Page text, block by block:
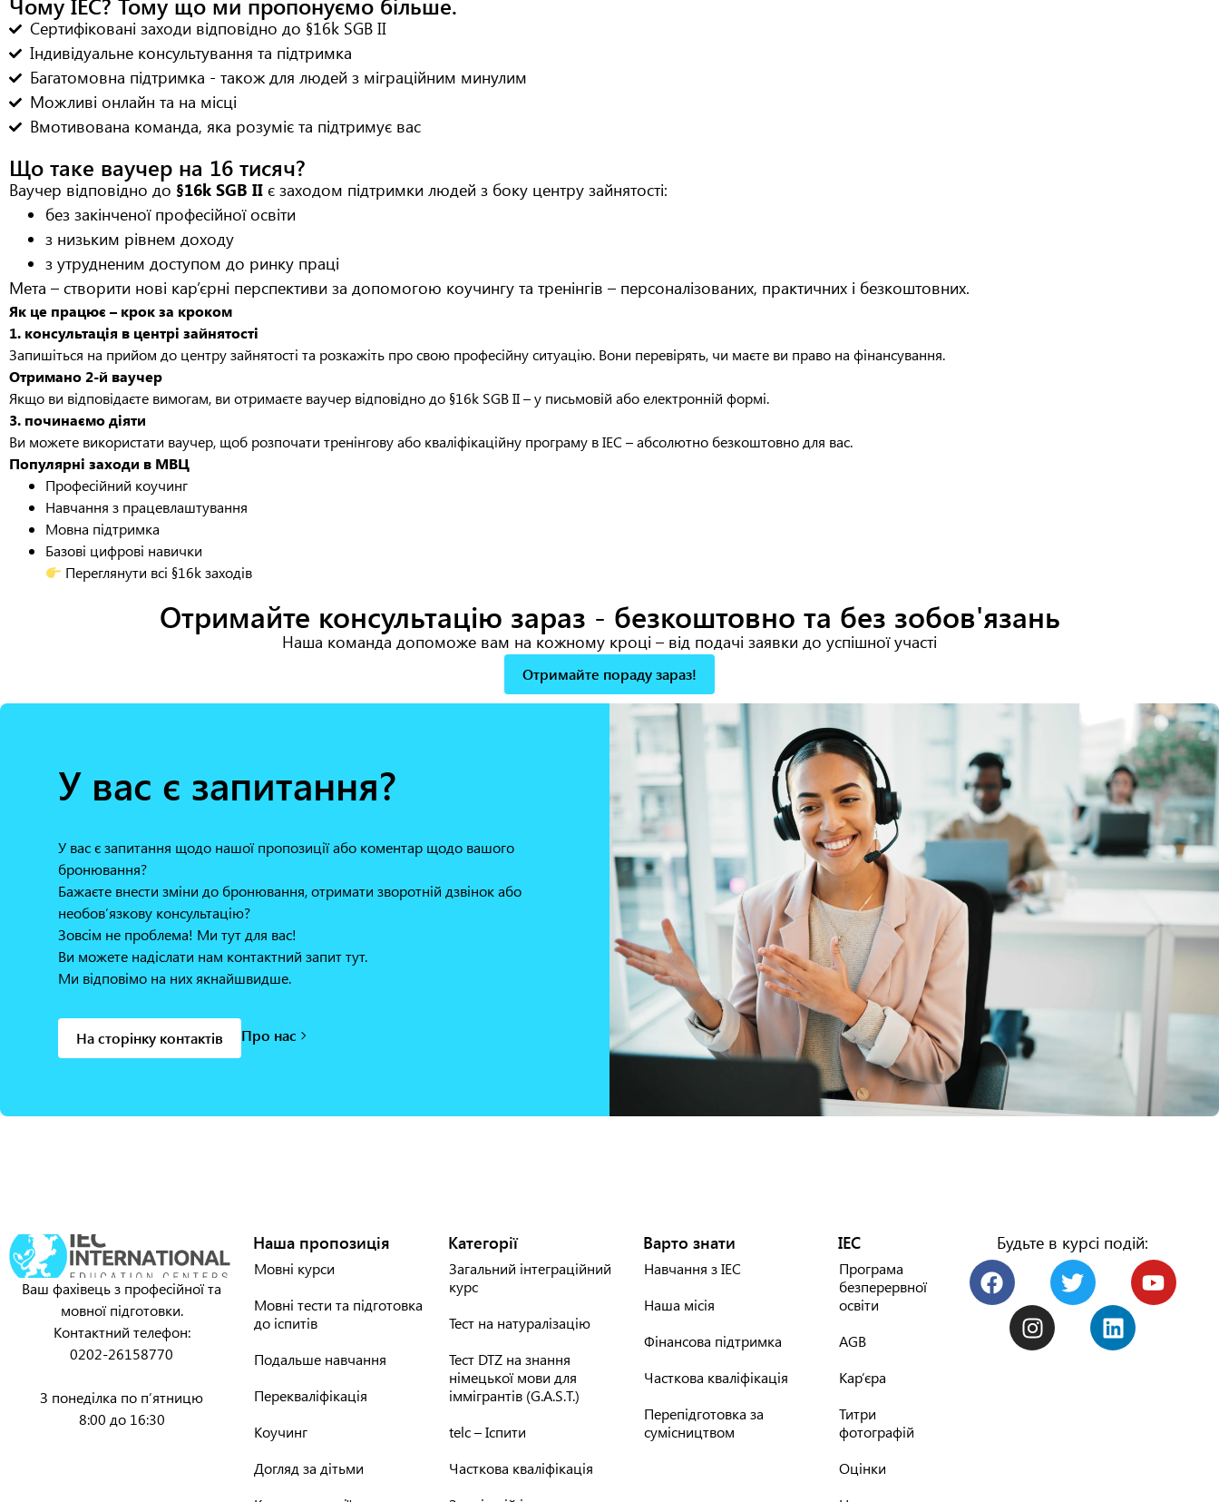
Сертифіковані заходи відповідно до §16k SGB II
Індивідуальне консультування та підтримка
Багатомовна підтримка - також для людей з міграційним минулим
Можливі онлайн та на місці
Вмотивована команда, яка розуміє та підтримує вас
Що таке ваучер на 16 тисяч?
Ваучер відповідно до §16k SGB II є заходом підтримки людей з боку центру зайнятості:
без закінченої професійної освіти
з низьким рівнем доходу
з утрудненим доступом до ринку праці
Мета – створити нові кар’єрні перспективи за допомогою коучингу та тренінгів – персоналізованих, практичних і безкоштовних.
Як це працює – крок за кроком
1. консультація в центрі зайнятості
Запишіться на прийом до центру зайнятості та розкажіть про свою професійну ситуацію. Вони перевірять, чи маєте ви право на фінансування.
Отримано 2-й ваучер
Якщо ви відповідаєте вимогам, ви отримаєте ваучер відповідно до §16k SGB II – у письмовій або електронній формі.
3. починаємо діяти
Ви можете використати ваучер, щоб розпочати тренінгову або кваліфікаційну програму в IEC – абсолютно безкоштовно для вас.
Популярні заходи в МВЦ
Професійний коучинг
Навчання з працевлаштування
Мовна підтримка
Базові цифрові навички
Переглянути всі §16k заходів
Отримайте консультацію зараз - безкоштовно та без зобов'язань
Наша команда допоможе вам на кожному кроці – від подачі заявки до успішної участі
Отримайте пораду зараз!
У вас є запитання?
У вас є запитання щодо нашої пропозиції або коментар щодо вашого
бронювання?
Бажаєте внести зміни до бронювання, отримати зворотній дзвінок або
необов’язкову консультацію?
Зовсім не проблема! Ми тут для вас!
Ви можете надіслати нам контактний запит тут.
Ми відповімо на них якнайшвидше.
На сторінку контактів Про нас
Ваш фахівець з професійної та
мовної підготовки.
Контактний телефон:
0202-26158770
З понеділка по п’ятницю
8:00 до 16:30
Наша пропозиція
Мовні курси
Мовні тести та підготовка
до іспитів
Подальше навчання
Перекваліфікація
Коучинг
Догляд за дітьми
Категорії
Загальний інтеграційний
курс
Тест на натуралізацію
Тест DTZ на знання
німецької мови для
іммігрантів (G.A.S.T.)
telc – Іспити
Часткова кваліфікація
Варто знати
Навчання з IEC
Наша місія
Фінансова підтримка
Часткова кваліфікація
Перепідготовка за
сумісництвом
IEC
Програма
безперервної
освіти
AGB
Кар’єра
Титри
фотографій
Оцінки
Будьте в курсі подій: